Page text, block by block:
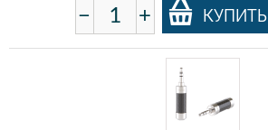
− + КУПИТЬ